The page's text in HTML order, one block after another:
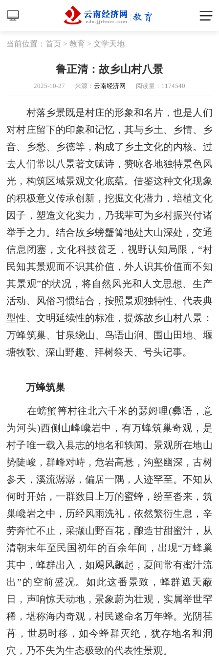
当前位置：首页 >教育 >文学天地
鲁正清：故乡山村八景
2025-10-27 来源：云南经济网 阅读量： 1174540
村落乡景既是村庄的形象和名片，也是人们
对村庄留下的印象和记忆，其与乡土、乡情、乡
音、乡愁、乡德等，构成了乡土文化的内核。过
去人们常以八景著文赋诗，赞咏各地独特景色风
光，构筑区域景观文化底蕴。借鉴这种文化现象
的积极意义传承创新，挖掘文化潜力，培植文化
因子，塑造文化实力，乃我辈可为乡村振兴付诸
举手之力。结合故乡螃蟹箐地处大山深处，交通
信息闭塞，文化科技贫乏，视野认知局限，“村
民知其景观而不识其价值，外人识其价值而不知
其景观”的状况，将自然风光和人文思想、生产
活动、风俗习惯结合，按照景观独特性、代表典
型性、文明延续性的标准，提炼故乡山村八景：
万蜂筑巢、甘泉绕山、鸟语山涧、围山田地、堰
塘牧歌、深山野趣、拜树祭天、号头记事。
万蜂筑巢
在螃蟹箐村往北六千米的瑟姆哩(彝语，意
为河头)西侧山峰巉岩中，有万蜂筑巢奇观，是
村子唯一载入县志的地名和轶闻。景观所在地山
势陡峻，群峰对峙，危岩高悬，沟壑幽深，古树
参天，溪流潺潺，偏居一隅，人迹罕至。不知从
何时开始，一群数目上万的蜜蜂，纷至沓来，筑
巢巉岩之中，历经风雨洗礼，依然繁衍生息，辛
劳奔忙不止，采撷山野百花，酿造甘甜蜜汁，从
清朝末年至民国初年的百余年间，出现“万蜂巢
其中，蜂群出入，如飓风飙起，夏间常有蜜汁流
出”的空前盛况。如此这番景致，蜂群遮天蔽
日，声响惊天动地，景象蔚为壮观，实属举世罕
稀，堪称海内奇观，村民遂命名万年蜂。光阴荏
苒，世易时移，如今蜂群灭绝，犹存地名和洞
穴，乃不失为生态极致的代表性景观。